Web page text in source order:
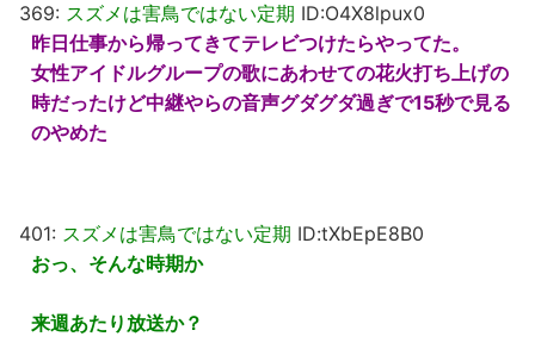
369: スズメは害鳥ではない定期 ID:O4X8lpux0
昨日仕事から帰ってきてテレビつけたらやってた。
女性アイドルグループの歌にあわせての花火打ち上げの
時だったけど中継やらの音声グダグダ過ぎで15秒で見る
のやめた
401: スズメは害鳥ではない定期 ID:tXbEpE8B0
おっ、そんな時期か
来週あたり放送か？